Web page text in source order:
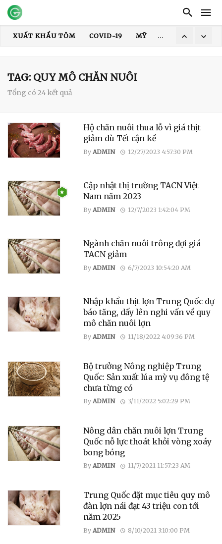
XUẤT KHẨU TÔM COVID-19 MỸ HOA KỲ
DỊCH
TAG: QUY MÔ CHĂN NUÔI
Tổng có 24 kết quả
Hộ chăn nuôi thua lỗ vì giá thịt
giảm dù Tết cận kề
By ADMIN 12/27/2023 4:57:30 PM
Cập nhật thị trường TACN Việt
Nam năm 2023
By ADMIN 12/7/2023 1:42:04 PM
Ngành chăn nuôi trông đợi giá
TACN giảm
By ADMIN 6/7/2023 10:54:20 AM
Nhập khẩu thịt lợn Trung Quốc dự
báo tăng, dấy lên nghi vấn về quy
mô chăn nuôi lợn
By ADMIN 11/18/2022 4:09:36 PM
Bộ trưởng Nông nghiệp Trung
Quốc: Sản xuất lúa mỳ vụ đông tệ
chưa từng có
By ADMIN 3/11/2022 5:02:29 PM
Nông dân chăn nuôi lợn Trung
Quốc nỗ lực thoát khỏi vòng xoáy
bong bóng
By ADMIN 11/7/2021 11:57:23 AM
Trung Quốc đặt mục tiêu quy mô
đàn lợn nái đạt 43 triệu con tới
năm 2025
By ADMIN 8/10/2021 3:10:00 PM